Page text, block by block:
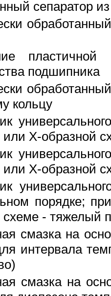
сепаратор
подшипника
кольцу
или Х-образной
или Х-образной
порядке;
схеме - тяжелый
смазка на
интервала
смазка на